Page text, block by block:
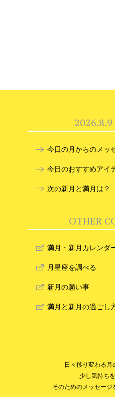
2026.8.9
今日の月からのメッ
今日のおすすめアイ
次の新月と満月は？
OTHER
満月・新月カレンダ
月星座を調べる
新月の願い事
満月と新月の過ごし
日々移り変わる月
少し気持ち
そのためのメッセージ